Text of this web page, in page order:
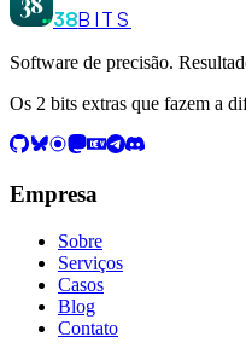
38BITS
Software de precisão.
Os 2 bits extras que fazem a
Empresa
Sobre
Serviços
Casos
Blog
Contato